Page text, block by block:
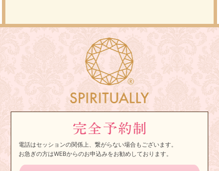
電話はセッションの関係上、繋がらない場合もございます。
お急ぎの方はWEBからのお申込みをお勧めしております。